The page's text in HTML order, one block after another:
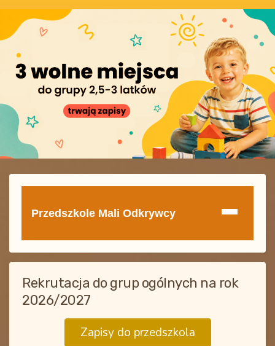
Przedszkole Mali Odkrywcy
Rekrutacja do grup ogólnych na rok
2026/2027
Zapisy do przedszkola